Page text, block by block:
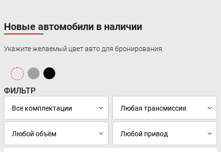
Новые автомобили в наличии
Укажите желаемый цвет авто для бронирования:
ФИЛЬТР